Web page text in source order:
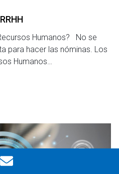
Humanos? No se
para hacer las nóminas. Los
Humanos…